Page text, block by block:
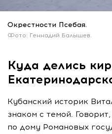
Окрестности Псебая.
Фото: Геннадий Балышев.
Куда делись
Кубанский историк
знаком с темой.
по дому Романовых